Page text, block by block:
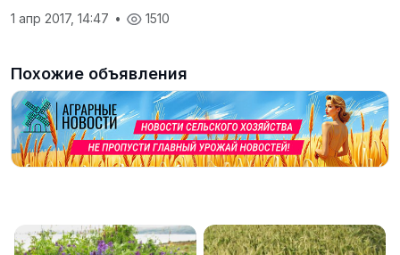
1 апр 2017, 14:47 • 1510
Похожие объявления